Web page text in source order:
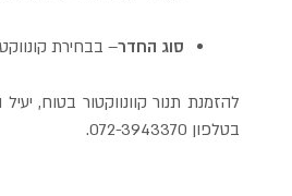
סוג החדר– בבחירת
להזמנת תנור קוונווקטור בטוח,
בטלפון 072-3943370.